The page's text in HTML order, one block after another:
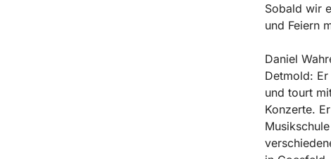
Sobald wir
und Feiern
Daniel
Detmold:
und tourt
Konzerte.